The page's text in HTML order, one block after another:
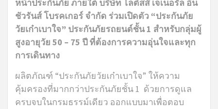
หน้าประกันภัย ภายใต้ บริษัท โลตัสส์ เจเนอรัล อิน
ชัวรันส์ โบรคเกอร์ จำกัด ร่วมเปิดตัว “ประกันภัย
วัยเก๋าเบาใจ” ประกันภัยรถยนต์ชั้น 1 สำหรับกลุ่มผู้
สูงอายุวัย 50 – 75 ปี ที่ต้องการความอุ่นใจและทุก
การเดินทาง
ผลิตภัณฑ์ “ประกันภัยวัยเก๋าเบาใจ” ให้ความ
คุ้มครองที่มากกว่าประกันภัยชั้น 1 ด้วยการดูแล
ครบจบในกรมธรรม์เดียว ออกแบบมาเพื่อตอบ